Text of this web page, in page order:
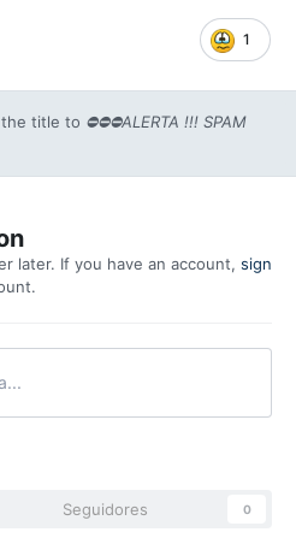
1
title to ⛔⛔⛔ALERTA !!! SPAM
later. If you have an account, sign
Seguidores 0